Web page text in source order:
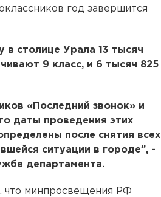
год завершится
в столице Урала 13 тысяч
9 класс, и 6 тысяч 825
«Последний звонок» и
даты проведения этих
после снятия всех
ситуации в городе”, -
департамента.
, что минпросвещения РФ